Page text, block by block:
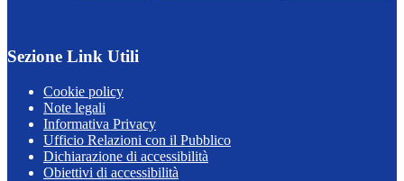
Sezione Link Utili
Cookie policy
Note legali
Informativa Privacy
Ufficio Relazioni con il Pubblico
Dichiarazione di accessibilità
Obiettivi di accessibilità